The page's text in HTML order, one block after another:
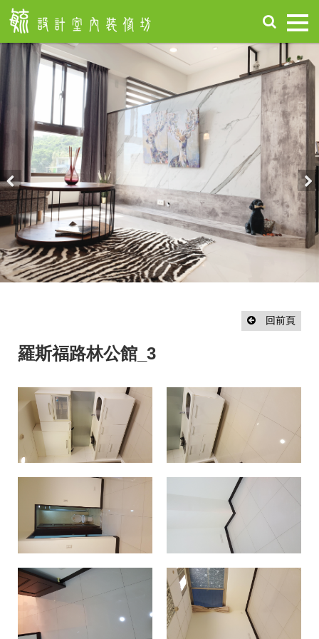
首
頁
關
毓
設
計
服
務
項
目
設
計
作
品
流
程
最
消
息
聯
我
Previous
回前頁
羅斯福路林公館_3